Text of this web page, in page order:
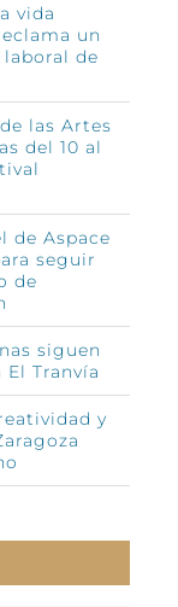
vida
un
de
las Artes
del 10 al
de Aspace
seguir
de
siguen
Tranvía
y